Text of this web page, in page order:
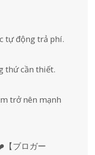
tự động trả phí.
thứ cần thiết.
trở nên mạnh
ブロガー